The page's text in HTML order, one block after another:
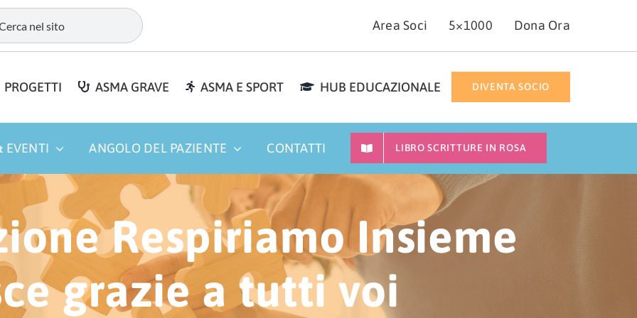
Area Soci 5×1000 Dona Ora
PROGETTI ASMA GRAVE ASMA E SPORT HUB EDUCAZIONALE DIVENTA SOCIO
EVENTI ANGOLO DEL PAZIENTE CONTATTI LIBRO SCRITTURE IN ROSA
Respiriamo Insieme
grazie a tutti voi